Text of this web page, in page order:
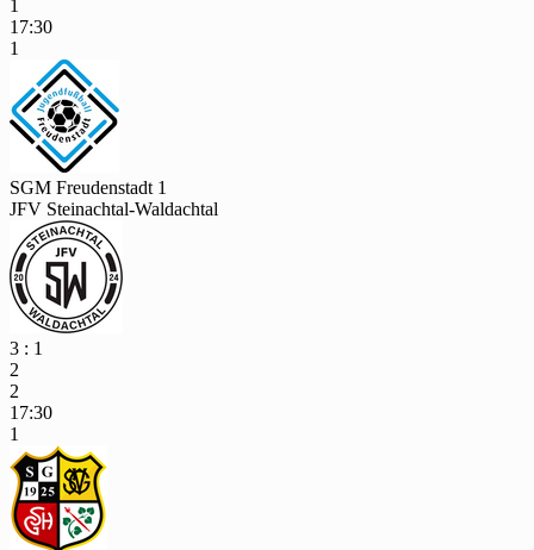
1
17:30
1
SGM Freudenstadt 1
JFV Steinachtal-Waldachtal
3 : 1
2
2
17:30
1